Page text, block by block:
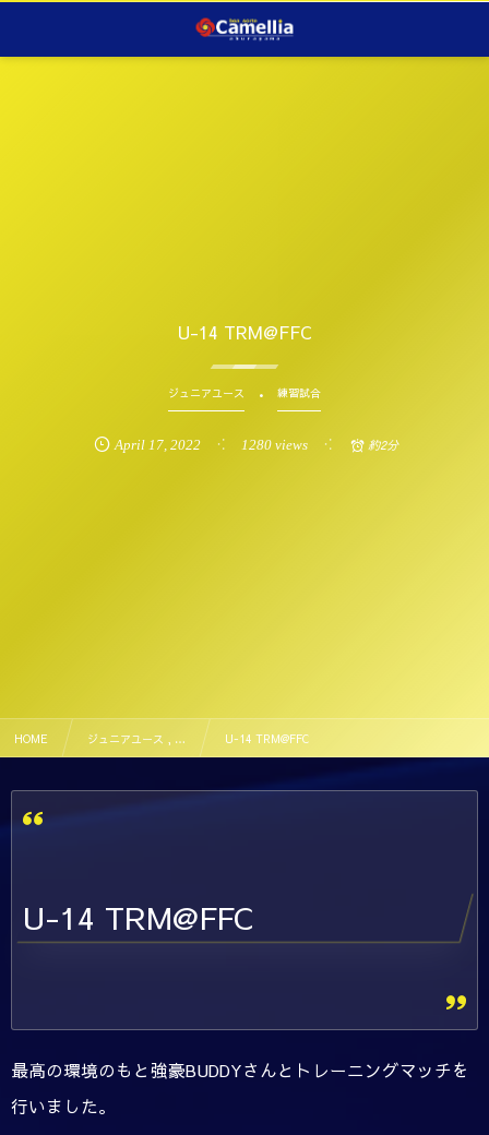
U-14 TRM@FFC
ジュニアユース 練習試合
April 17, 2022 1280 views 約2分
HOME ジュニアユース , … U-14 TRM@FFC
U-14 TRM@FFC
最高の環境のもと強豪BUDDYさんとトレーニングマッチを
行いました。